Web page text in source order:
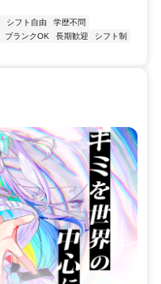
シフト自由
学歴不問
ブランクOK 長期歓迎
シフト制